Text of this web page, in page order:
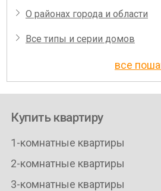
О районах города и области
Все типы и серии домов
все
Купить квартиру
1-комнатные квартиры
2-комнатные квартиры
3-комнатные квартиры